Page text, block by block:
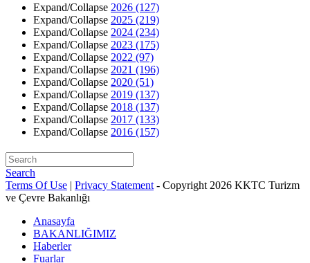
Expand/Collapse 2026 (127)
Expand/Collapse 2025 (219)
Expand/Collapse 2024 (234)
Expand/Collapse 2023 (175)
Expand/Collapse 2022 (97)
Expand/Collapse 2021 (196)
Expand/Collapse 2020 (51)
Expand/Collapse 2019 (137)
Expand/Collapse 2018 (137)
Expand/Collapse 2017 (133)
Expand/Collapse 2016 (157)
Search
Terms Of Use | Privacy Statement - Copyright 2026 KKTC Turizm
ve Çevre Bakanlığı
Anasayfa
BAKANLIĞIMIZ
Haberler
Fuarlar